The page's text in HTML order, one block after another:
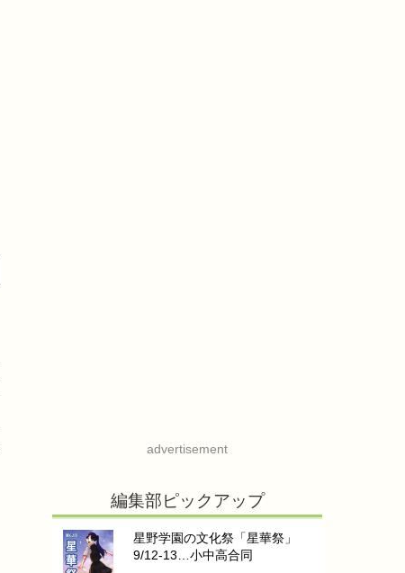
advertisement
編集部ピックアップ
星野学園の文化祭「星華祭」
9/12-13…小中高合同